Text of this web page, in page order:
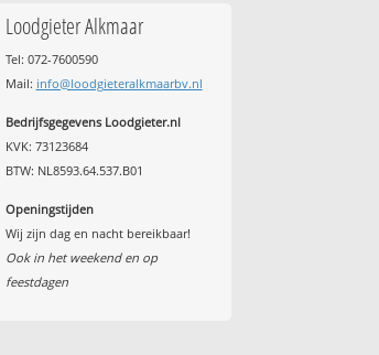
Loodgieter Alkmaar
Tel: 072-7600590
Mail: info@loodgieteralkmaarbv.nl
Bedrijfsgegevens Loodgieter.nl
KVK: 73123684
BTW: NL8593.64.537.B01
Openingstijden
Wij zijn dag en nacht bereikbaar!
Ook in het weekend en op
feestdagen